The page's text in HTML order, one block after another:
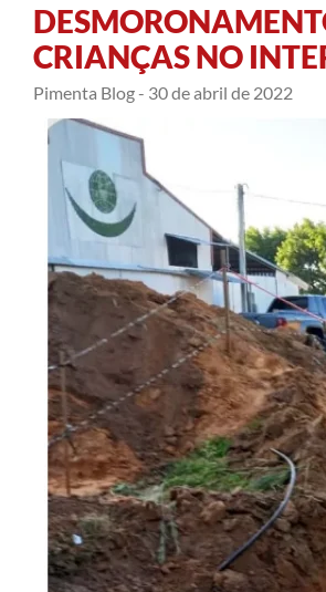
CRIANÇAS NO
Pimenta Blog - 30 de abril de 2022